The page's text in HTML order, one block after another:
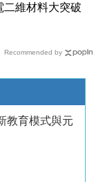
二維材料大突破
Recommended by
教育模式與元